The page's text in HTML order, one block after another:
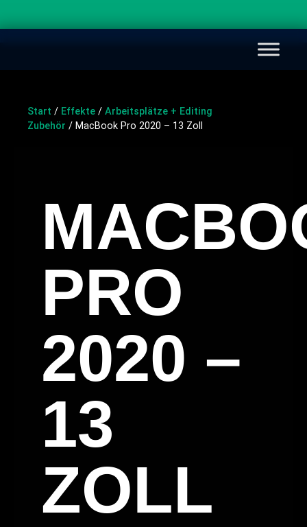
Start / Effekte / Arbeitsplätze + Editing
Zubehör / MacBook Pro 2020 – 13 Zoll
PRO
2020 –
13
ZOLL